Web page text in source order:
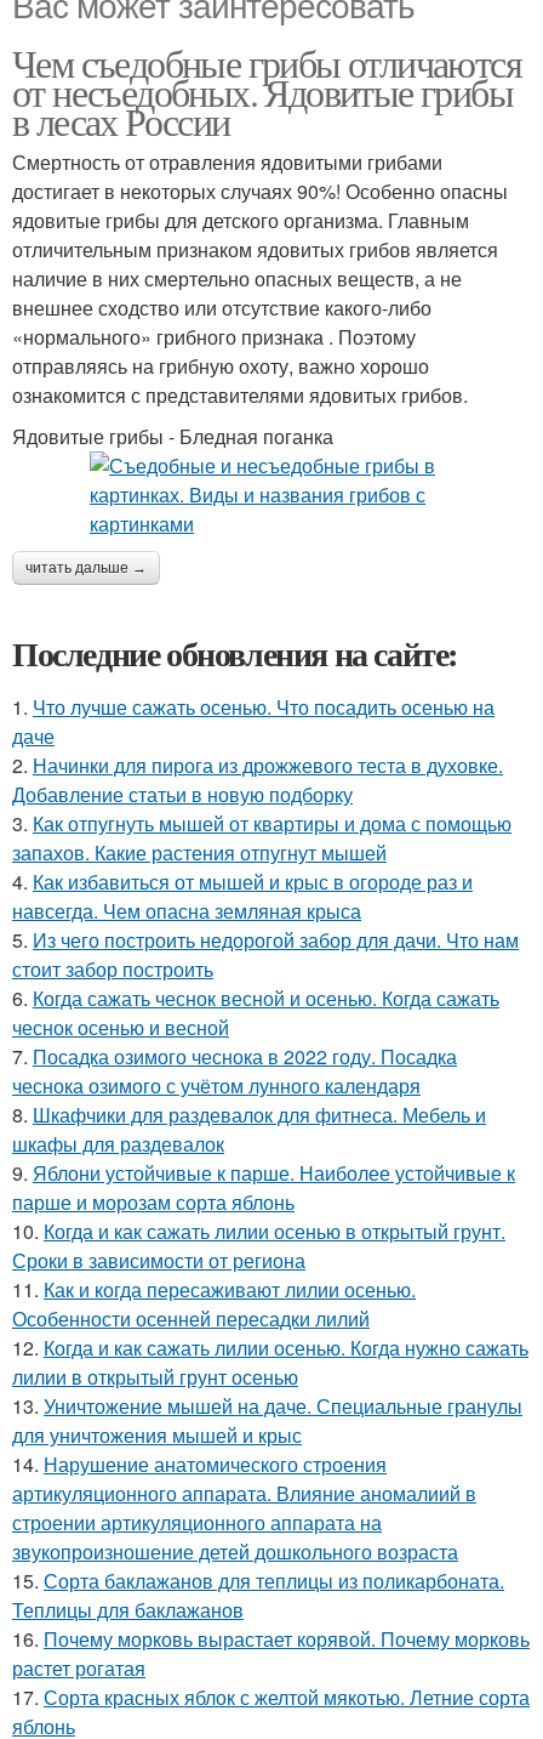
Чем съедобные грибы отличаются
от несъедобных. Ядовитые грибы
в лесах России
Смертность от отравления ядовитыми грибами
достигает в некоторых случаях 90%! Особенно опасны
ядовитые грибы для детского организма. Главным
отличительным признаком ядовитых грибов является
наличие в них смертельно опасных веществ, а не
внешнее сходство или отсутствие какого-либо
«нормального» грибного признака . Поэтому
отправляясь на грибную охоту, важно хорошо
ознакомится с представителями ядовитых грибов.
Ядовитые грибы - Бледная поганка
читать дальше →
Последние обновления на сайте:
1. Что лучше сажать осенью. Что посадить осенью на
даче
2. Начинки для пирога из дрожжевого теста в духовке.
Добавление статьи в новую подборку
3. Как отпугнуть мышей от квартиры и дома с помощью
запахов. Какие растения отпугнут мышей
4. Как избавиться от мышей и крыс в огороде раз и
навсегда. Чем опасна земляная крыса
5. Из чего построить недорогой забор для дачи. Что нам
стоит забор построить
6. Когда сажать чеснок весной и осенью. Когда сажать
чеснок осенью и весной
7. Посадка озимого чеснока в 2022 году. Посадка
чеснока озимого с учётом лунного календаря
8. Шкафчики для раздевалок для фитнеса. Мебель и
шкафы для раздевалок
9. Яблони устойчивые к парше. Наиболее устойчивые к
парше и морозам сорта яблонь
10. Когда и как сажать лилии осенью в открытый грунт.
Сроки в зависимости от региона
11. Как и когда пересаживают лилии осенью.
Особенности осенней пересадки лилий
12. Когда и как сажать лилии осенью. Когда нужно сажать
лилии в открытый грунт осенью
13. Уничтожение мышей на даче. Специальные гранулы
для уничтожения мышей и крыс
14. Нарушение анатомического строения
артикуляционного аппарата. Влияние аномалиий в
строении артикуляционного аппарата на
звукопроизношение детей дошкольного возраста
15. Сорта баклажанов для теплицы из поликарбоната.
Теплицы для баклажанов
16. Почему морковь вырастает корявой. Почему морковь
растет рогатая
17. Сорта красных яблок с желтой мякотью. Летние сорта
яблонь